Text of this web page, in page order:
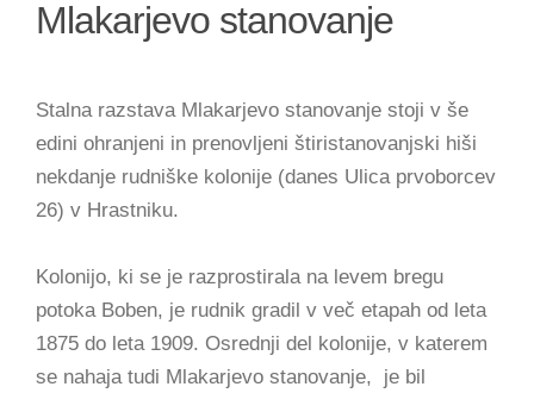
Mlakarjevo stanovanje
Stalna razstava Mlakarjevo stanovanje stoji v še
edini ohranjeni in prenovljeni štiristanovanjski hiši
nekdanje rudniške kolonije (danes Ulica prvoborcev
26) v Hrastniku.
Kolonijo, ki se je razprostirala na levem bregu
potoka Boben, je rudnik gradil v več etapah od leta
1875 do leta 1909. Osrednji del kolonije, v katerem
se nahaja tudi Mlakarjevo stanovanje, je bil